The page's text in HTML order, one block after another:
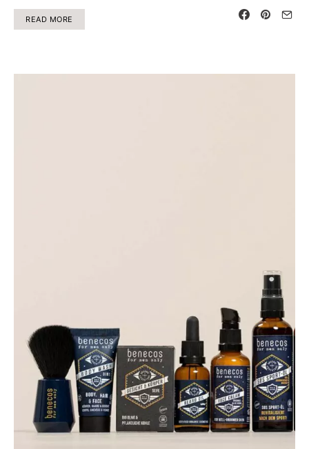
READ MORE